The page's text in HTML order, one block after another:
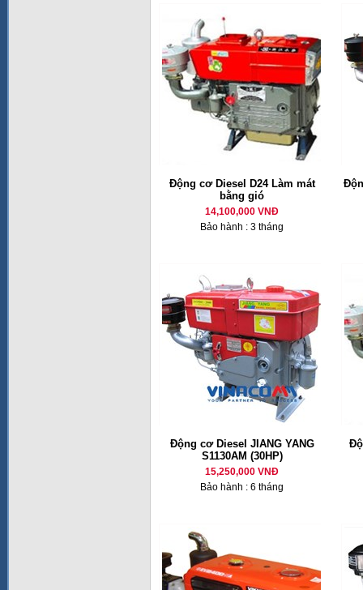
Động cơ Diesel D24 Làm mát
bằng gió
14,100,000 VNĐ
Bảo hành : 3 tháng
Động cơ Diesel JIANG YANG
S1130AM (30HP)
15,250,000 VNĐ
Bảo hành : 6 tháng